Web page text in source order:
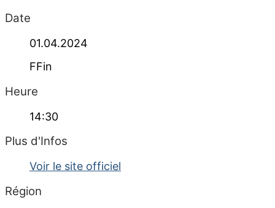
Date
01.04.2024
FFin
Heure
14:30
Plus d'Infos
Voir le site officiel
Région